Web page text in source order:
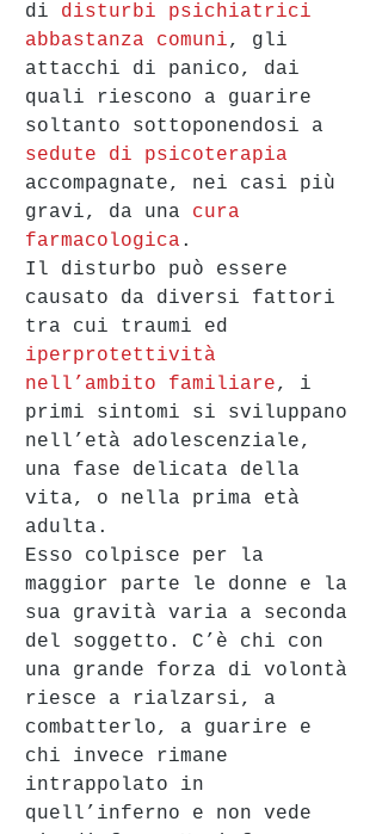
di disturbi psichiatrici
abbastanza comuni, gli
attacchi di panico, dai
quali riescono a guarire
soltanto sottoponendosi a
sedute di psicoterapia
accompagnate, nei casi più
gravi, da una cura
farmacologica .
Il disturbo può essere
causato da diversi fattori
tra cui traumi ed
iperprotettività
nell’ambito familiare, i
primi sintomi si sviluppano
nell’età adolescenziale,
una fase delicata della
vita, o nella prima età
adulta.
Esso colpisce per la
maggior parte le donne e la
sua gravità varia a seconda
del soggetto. C’è chi con
una grande forza di volontà
riesce a rialzarsi, a
combatterlo, a guarire e
chi invece rimane
intrappolato in
quell’inferno e non vede